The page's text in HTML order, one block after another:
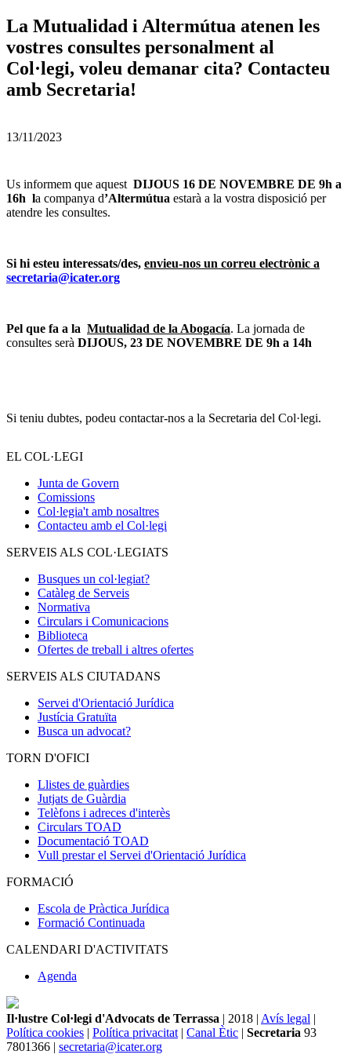
La Mutualidad i Altermútua atenen les
vostres consultes personalment al
Col·legi, voleu demanar cita? Contacteu
amb Secretaria!
13/11/2023
Us informem que aquest DIJOUS 16 DE NOVEMBRE DE 9h a
16h la companya d’Altermútua estarà a la vostra disposició per
atendre les consultes.
Si hi esteu interessats/des, envieu-nos un correu electrònic a
secretaria@icater.org
Pel que fa a la Mutualidad de la Abogacía. La jornada de
consultes serà DIJOUS, 23 DE NOVEMBRE DE 9h a 14h
Si teniu dubtes, podeu contactar-nos a la Secretaria del Col·legi.
EL COL·LEGI
Junta de Govern
Comissions
Col·legia't amb nosaltres
Contacteu amb el Col·legi
SERVEIS ALS COL·LEGIATS
Busques un col·legiat?
Catàleg de Serveis
Normativa
Circulars i Comunicacions
Biblioteca
Ofertes de treball i altres ofertes
SERVEIS ALS CIUTADANS
Servei d'Orientació Jurídica
Justícia Gratuïta
Busca un advocat?
TORN D'OFICI
Llistes de guàrdies
Jutjats de Guàrdia
Telèfons i adreces d'interès
Circulars TOAD
Documentació TOAD
Vull prestar el Servei d'Orientació Jurídica
FORMACIÓ
Escola de Pràctica Jurídica
Formació Continuada
CALENDARI D'ACTIVITATS
Agenda
Il·lustre Col·legi d'Advocats de Terrassa | 2018 | Avís legal |
Política cookies | Política privacitat | Canal Ètic | Secretaria 93
7801366 | secretaria@icater.org